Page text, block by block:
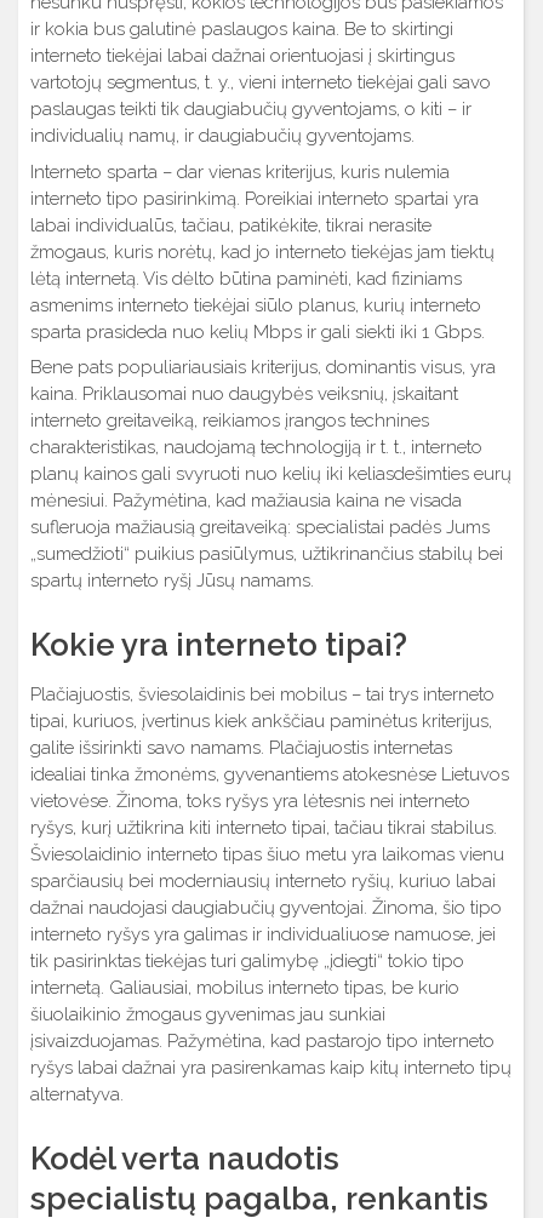
ir kokia bus galutinė paslaugos kaina. Be to skirtingi
interneto tiekėjai labai dažnai orientuojasi į skirtingus
vartotojų segmentus, t. y., vieni interneto tiekėjai gali savo
paslaugas teikti tik daugiabučių gyventojams, o kiti – ir
individualių namų, ir daugiabučių gyventojams.
Interneto sparta – dar vienas kriterijus, kuris nulemia
interneto tipo pasirinkimą. Poreikiai interneto spartai yra
labai individualūs, tačiau, patikėkite, tikrai nerasite
žmogaus, kuris norėtų, kad jo interneto tiekėjas jam tiektų
lėtą internetą. Vis dėlto būtina paminėti, kad fiziniams
asmenims interneto tiekėjai siūlo planus, kurių interneto
sparta prasideda nuo kelių Mbps ir gali siekti iki 1 Gbps.
Bene pats populiariausiais kriterijus, dominantis visus, yra
kaina. Priklausomai nuo daugybės veiksnių, įskaitant
interneto greitaveiką, reikiamos įrangos technines
charakteristikas, naudojamą technologiją ir t. t., interneto
planų kainos gali svyruoti nuo kelių iki keliasdešimties eurų
mėnesiui. Pažymėtina, kad mažiausia kaina ne visada
sufleruoja mažiausią greitaveiką: specialistai padės Jums
„sumedžioti“ puikius pasiūlymus, užtikrinančius stabilų bei
spartų interneto ryšį Jūsų namams.
Kokie yra interneto tipai?
Plačiajuostis, šviesolaidinis bei mobilus – tai trys interneto
tipai, kuriuos, įvertinus kiek ankščiau paminėtus kriterijus,
galite išsirinkti savo namams. Plačiajuostis internetas
idealiai tinka žmonėms, gyvenantiems atokesnėse Lietuvos
vietovėse. Žinoma, toks ryšys yra lėtesnis nei interneto
ryšys, kurį užtikrina kiti interneto tipai, tačiau tikrai stabilus.
Šviesolaidinio interneto tipas šiuo metu yra laikomas vienu
sparčiausių bei moderniausių interneto ryšių, kuriuo labai
dažnai naudojasi daugiabučių gyventojai. Žinoma, šio tipo
interneto ryšys yra galimas ir individualiuose namuose, jei
tik pasirinktas tiekėjas turi galimybę „įdiegti“ tokio tipo
internetą. Galiausiai, mobilus interneto tipas, be kurio
šiuolaikinio žmogaus gyvenimas jau sunkiai
įsivaizduojamas. Pažymėtina, kad pastarojo tipo interneto
ryšys labai dažnai yra pasirenkamas kaip kitų interneto tipų
alternatyva.
Kodėl verta naudotis
specialistų pagalba, renkantis